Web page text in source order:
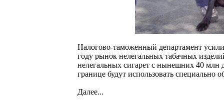
Налогово-таможенный департамент
году рынок нелегальных табачных
нелегальных сигарет с нынешних 40
границе будут использовать специально
Далее...